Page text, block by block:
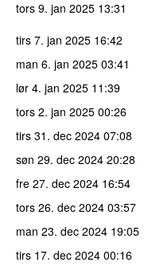
tors 9. jan 2025 13:31
tirs 7. jan 2025 16:42
man 6. jan 2025 03:41
lør 4. jan 2025 11:39
tors 2. jan 2025 00:26
tirs 31. dec 2024 07:08
søn 29. dec 2024 20:28
fre 27. dec 2024 16:54
tors 26. dec 2024 03:57
man 23. dec 2024 19:05
tirs 17. dec 2024 00:16